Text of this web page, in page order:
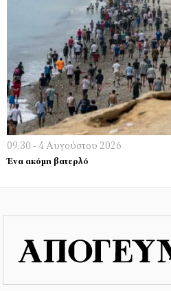
09:30 - 4 Αυγούστου 2026
Ένα ακόμη βατερλό